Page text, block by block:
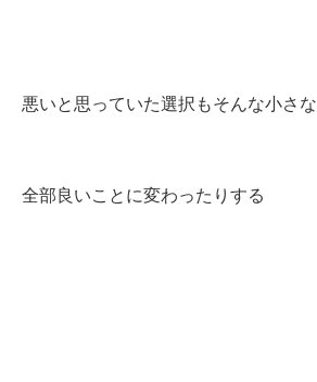
悪いと思っていた選択もそんな小さ
全部良いことに変わったりする